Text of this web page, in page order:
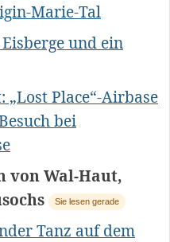
Marie-Tal
und ein
Place“-Airbase
bei
von Wal-Haut,
Sie lesen gerade
Tanz auf dem